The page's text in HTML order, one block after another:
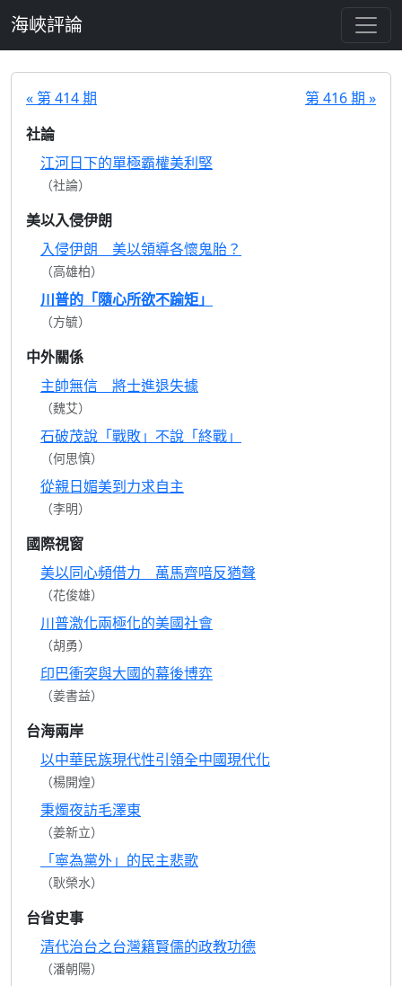
海峽評論
« 第 414 期
第 416 期 »
社論
江河日下的單極霸權美利堅
（社論）
美以入侵伊朗
入侵伊朗 美以領導各懷鬼胎？
（高雄柏）
川普的「隨心所欲不踰矩」
（方毓）
中外關係
主帥無信 將士進退失據
（魏艾）
石破茂說「戰敗」不說「終戰」
（何思慎）
從親日媚美到力求自主
（李明）
國際視窗
美以同心頻借力 萬馬齊喑反猶聲
（花俊雄）
川普激化兩極化的美國社會
（胡勇）
印巴衝突與大國的幕後博弈
（姜書益）
台海兩岸
以中華民族現代性引領全中國現代化
（楊開煌）
秉燭夜訪毛澤東
（姜新立）
「寧為黨外」的民主悲歌
（耿榮水）
台省史事
清代治台之台灣籍賢儒的政教功德
（潘朝陽）